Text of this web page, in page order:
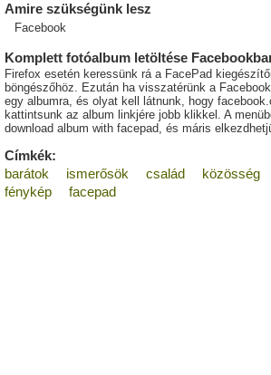
Amire szükségünk lesz
Facebook
Komplett fotóalbum letöltése
Firefox esetén keressünk rá a FacePad
böngészőhöz. Ezután ha visszatérünk a
egy albumra, és olyat kell látnunk, hogy
kattintsunk az album linkjére jobb klikkel. A
download album with facepad, és máris
Címkék:
barátok
ismerősök család közösség
fénykép
facepad